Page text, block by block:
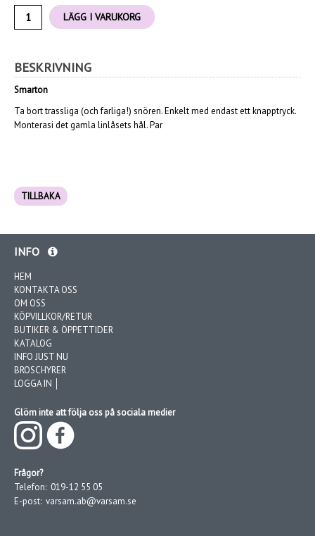
LÄGG I VARUKORG
BESKRIVNING
Smarton
Ta bort trassliga (och farliga!) snören. Enkelt med endast ett knapptryck.
Monterasi det gamla linlåsets hål. Par
TILLBAKA
INFO
HEM
KONTAKTA OSS
OM OSS
KÖPVILLKOR/RETUR
BUTIKER & ÖPPETTIDER
KATALOG
INFO JUST NU
BROSCHYRER
LOGGA IN │
Glöm inte att följa oss på sociala medier
Frågor?
Telefon: 019-12 55 05
E-post: varsam.ab@varsam.se